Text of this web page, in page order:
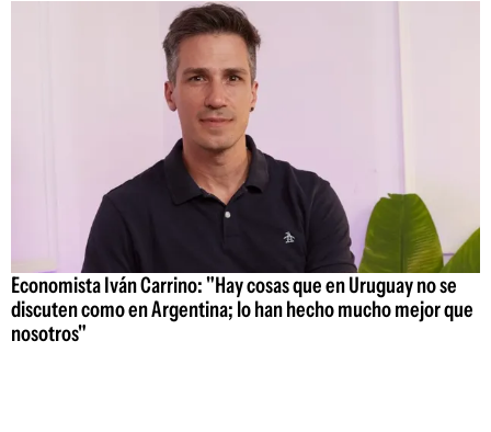
Economista Iván Carrino: "Hay cosas que en Uruguay no se
discuten como en Argentina; lo han hecho mucho mejor que
nosotros"